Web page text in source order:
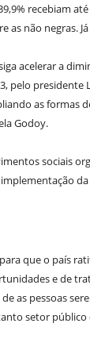
recebiam
as não negras.
acelerar a
pelo
as formas
Godoy.
sociais
que o país
e de
as pessoas
setor público